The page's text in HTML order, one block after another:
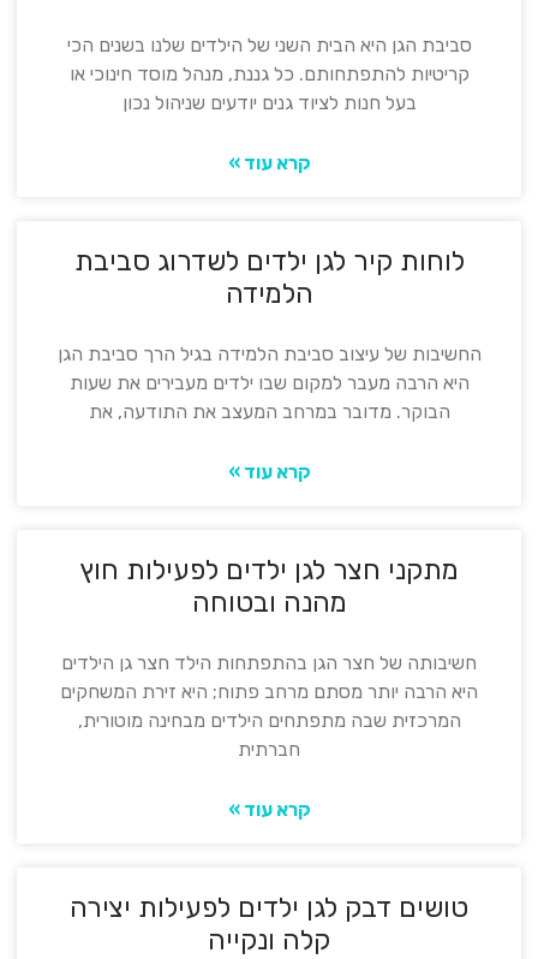
סביבת הגן היא הבית השני של הילדים שלנו בשנים הכי
קריטיות להתפתחותם. כל גננת, מנהל מוסד חינוכי או
בעל חנות לציוד גנים יודעים שניהול נכון
קרא עוד »
לוחות קיר לגן ילדים לשדרוג סביבת
הלמידה
החשיבות של עיצוב סביבת הלמידה בגיל הרך סביבת הגן
היא הרבה מעבר למקום שבו ילדים מעבירים את שעות
הבוקר. מדובר במרחב המעצב את התודעה, את
קרא עוד »
מתקני חצר לגן ילדים לפעילות חוץ
מהנה ובטוחה
חשיבותה של חצר הגן בהתפתחות הילד חצר גן הילדים
היא הרבה יותר מסתם מרחב פתוח; היא זירת המשחקים
המרכזית שבה מתפתחים הילדים מבחינה מוטורית,
חברתית
קרא עוד »
טושים דבק לגן ילדים לפעילות יצירה
קלה ונקייה